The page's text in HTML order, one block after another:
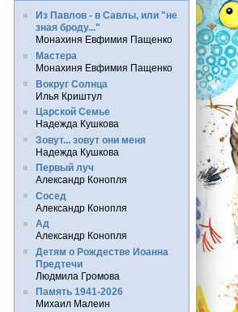
Из Павлов - в Савлы, или "не
зная броду..."
Монахиня Евфимия Пащенко
Мастера
Монахиня Евфимия Пащенко
Вокруг Солнца
Илья Криштул
Царской Семье
Надежда Кушкова
Зовут... зовут они меня
Надежда Кушкова
Первый луч
Александр Конопля
Сосед
Александр Конопля
Ад
Александр Конопля
Детям о Рождестве Иоанна
Предтечи
Людмила Громова
Память 1941-2026
Михаил Малеин